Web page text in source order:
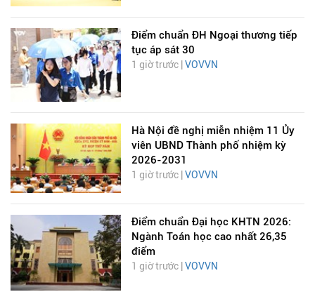
Điểm chuẩn ĐH Ngoại thương tiếp
tục áp sát 30
1 giờ trước | VOVVN
Hà Nội đề nghị miễn nhiệm 11 Ủy
viên UBND Thành phố nhiệm kỳ
2026-2031
1 giờ trước | VOVVN
Điểm chuẩn Đại học KHTN 2026:
Ngành Toán học cao nhất 26,35
điểm
1 giờ trước | VOVVN